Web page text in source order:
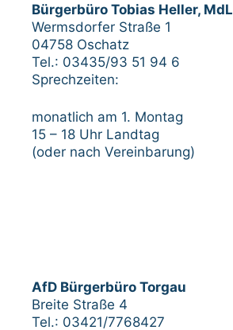
Bürgerbüro Tobias Heller, MdL
Wermsdorfer Straße 1
04758 Oschatz
Tel.: 03435/93 51 94 6
Sprechzeiten:
monatlich am 1. Montag
15 – 18 Uhr Landtag
(oder nach Vereinbarung)
AfD Bürgerbüro Torgau
Breite Straße 4
Tel.: 03421/7768427